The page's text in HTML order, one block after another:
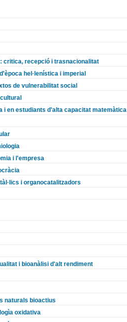
critica, recepció i trasnacionalitat
hel·lenística i imperial
de vulnerabilitat social
i en estudiants d'alta capacitat matemàtica
i l'empresa
i organocatalitzadors
i bioanàlisi d'alt rendiment
naturals bioactius
oxidativa